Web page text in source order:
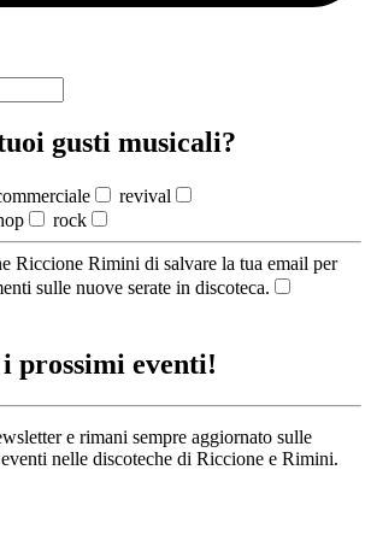
gusti musicali?
revival
rock
Riccione Rimini di salvare la tua email per
sulle nuove serate in discoteca.
prossimi eventi!
e rimani sempre aggiornato sulle
nelle discoteche di Riccione e Rimini.